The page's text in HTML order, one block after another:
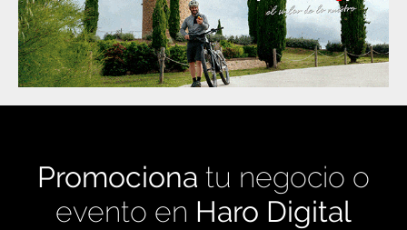
Promociona tu negocio o
evento en Haro Digital